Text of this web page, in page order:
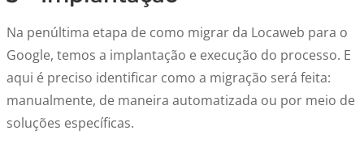
Na penúltima etapa de como migrar da Locaweb para o
Google, temos a implantação e execução do processo. E
aqui é preciso identificar como a migração será feita:
manualmente, de maneira automatizada ou por meio de
soluções específicas.